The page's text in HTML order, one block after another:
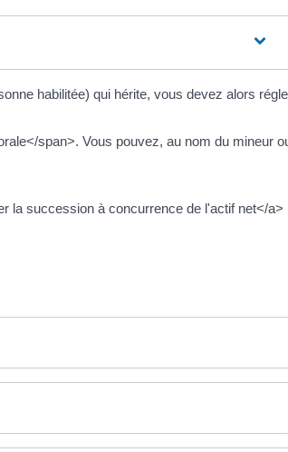
habilitée) qui hérite, vous devez alors
span>. Vous pouvez, au nom du mineur
la succession à concurrence de l'actif net</a>